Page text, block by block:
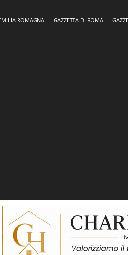
ROMAGNA GAZZETTA DI ROMA